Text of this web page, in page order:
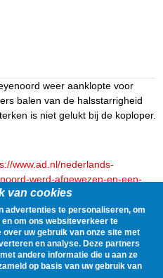
weer aanklopte voor
balen van de halsstarrigheid
is niet gelukt bij de koploper.
www.ad.nl/nederlands-
werd-afgewezen-en-een-
niet-haalbaar~ab383651/
- 06:30
van cookies
advertenties te personaliseren, om
om ons websiteverkeer te
uw gebruik van onze site met
en analyse. Deze partners
andere informatie die u aan ze
op basis van uw gebruik van